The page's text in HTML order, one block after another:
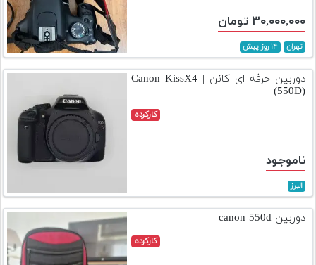
دست
دوم
لیست
قیمت
۳۰,۰۰۰,۰۰۰ تومان
تهران ۱۴ روز پیش
دوربین حرفه ای کانن | Canon KissX4
(550D)
کارکرده
ناموجود
البرز
دوربین canon 550d
کارکرده